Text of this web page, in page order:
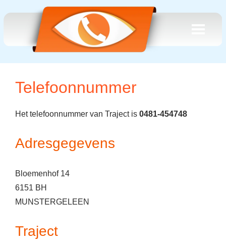
Telefoonnummer
Het telefoonnummer van Traject is 0481-454748
Adresgegevens
Bloemenhof 14
6151 BH
MUNSTERGELEEN
Traject